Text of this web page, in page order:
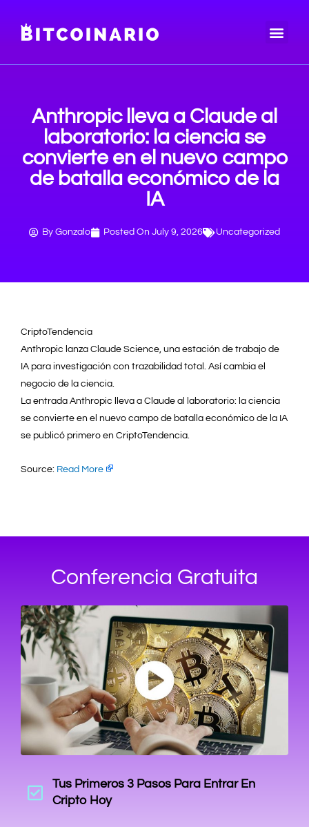
Anthropic lleva a Claude al
laboratorio: la ciencia se
convierte en el nuevo campo
de batalla económico de la
IA
By Gonzalo Posted On July 9, 2026 Uncategorized
CriptoTendencia
Anthropic lanza Claude Science, una estación de trabajo de
IA para investigación con trazabilidad total. Así cambia el
negocio de la ciencia.
La entrada Anthropic lleva a Claude al laboratorio: la ciencia
se convierte en el nuevo campo de batalla económico de la IA
se publicó primero en CriptoTendencia.
Source: Read More
Conferencia Gratuita​
Tus Primeros 3 Pasos Para Entrar En
Cripto Hoy